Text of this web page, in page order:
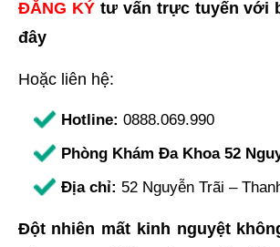
ĐĂNG KÝtư vấn trực tuyến với
đây
Hoặc liên hệ:
Hotline: 0888.069.990
Phòng Khám Đa Khoa 52
Địa chỉ: 52 Nguyễn Trãi –
Đột nhiên mất kinh nguyệt